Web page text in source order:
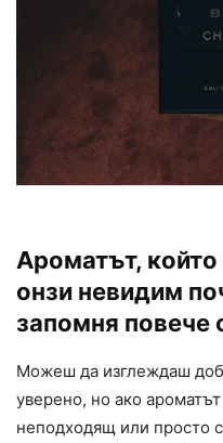
Ароматът,
онзи невидим
запомня повече
Можеш да изглеждаш
уверено, но ако
неподходящ или просто